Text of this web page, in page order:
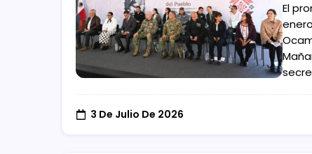
El
3 De Julio De 2026